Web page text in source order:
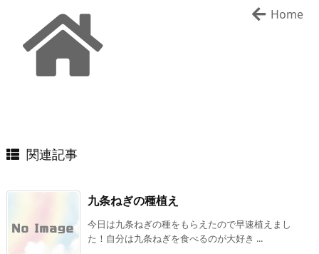
Home
関連記事
九条ねぎの種植え
今日は九条ねぎの種をもらえたので早速植えまし
た！自分は九条ねぎを食べるのが大好き ...